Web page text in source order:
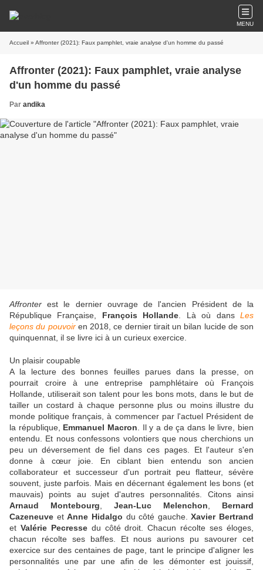
MENU
Accueil » Affronter (2021): Faux pamphlet, vraie analyse d'un homme du passé
Affronter (2021): Faux pamphlet, vraie analyse
d'un homme du passé
Par andika
Affronter est le dernier ouvrage de l'ancien Président de la
République Française, François Hollande . Là où dansLes
leçons du pouvoiren 2018, ce dernier tirait un bilan lucide de son
quinquennat, il se livre ici à un curieux exercice.
Un plaisir coupable
A la lecture des bonnes feuilles parues dans la presse, on
pourrait croire à une entreprise pamphlétaire où François
Hollande, utiliserait son talent pour les bons mots, dans le but de
tailler un costard à chaque personne plus ou moins illustre du
monde politique français, à commencer par l'actuel Président de
la république, Emmanuel Macron . Il y a de ça dans le livre, bien
entendu. Et nous confessons volontiers que nous cherchions un
peu un déversement de fiel dans ces pages. Et l'auteur s'en
donne à cœur joie. En ciblant bien entendu son ancien
collaborateur et successeur d'un portrait peu flatteur, sévère
souvent, juste parfois. Mais en décernant également les bons (et
mauvais) points au sujet d'autres personnalités. Citons ainsi
Arnaud Montebourg
Jean-Luc Melenchon
Bernard
Cazeneuve etAnne Hidalgo du côté gauche. Xavier Bertrand
et Valérie Pecressedu côté droit. Chacun récolte ses éloges,
chacun récolte ses baffes. Et nous aurions pu savourer cet
exercice sur des centaines de page, tant le principe d'aligner les
personnalités une par une afin de les démonter est jouissif,